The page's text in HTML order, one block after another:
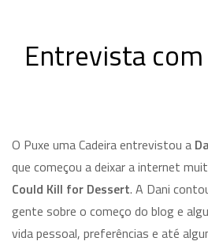
Entrevista
O Puxe uma Cadeira entrevistou a
que começou a deixar a internet
Could Kill for Dessert. A Dani
gente sobre o começo do blog e
vida pessoal, preferências e até